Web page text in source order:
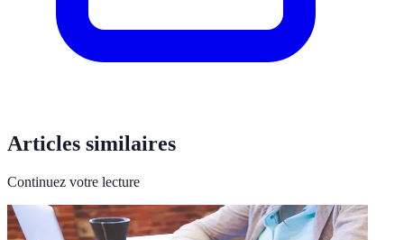
Articles similaires
Continuez votre lecture